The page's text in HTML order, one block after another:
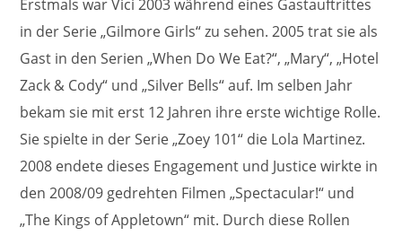
Erstmals war Vici 2003 während eines Gastauftrittes
in der Serie „Gilmore Girls“ zu sehen. 2005 trat sie als
Gast in den Serien „When Do We Eat?“, „Mary“, „Hotel
Zack & Cody“ und „Silver Bells“ auf. Im selben Jahr
bekam sie mit erst 12 Jahren ihre erste wichtige Rolle.
Sie spielte in der Serie „Zoey 101“ die Lola Martinez.
2008 endete dieses Engagement und Justice wirkte in
den 2008/09 gedrehten Filmen „Spectacular!“ und
„The Kings of Appletown“ mit. Durch diese Rollen